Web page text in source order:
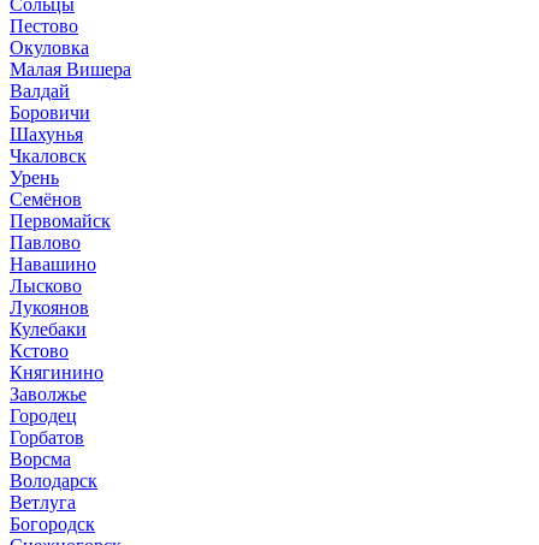
Сольцы
Пестово
Окуловка
Малая Вишера
Валдай
Боровичи
Шахунья
Чкаловск
Урень
Семёнов
Первомайск
Павлово
Навашино
Лысково
Лукоянов
Кулебаки
Кстово
Княгинино
Заволжье
Городец
Горбатов
Ворсма
Володарск
Ветлуга
Богородск